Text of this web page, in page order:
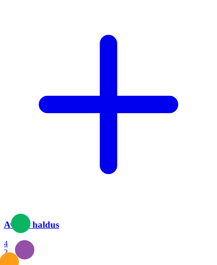
Avalik haldus
4
2